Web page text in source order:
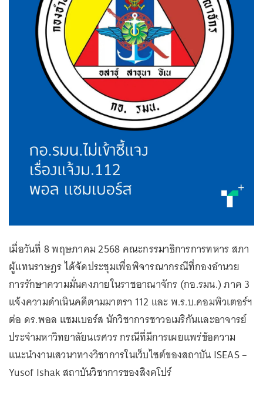
เมื่อวันที่ 8 พฤษภาคม 2568 คณะกรรมาธิการการทหาร สภา
ผู้แทนราษฎร ได้จัดประชุมเพื่อพิจารณากรณีที่กองอำนวย
การรักษาความมั่นคงภายในราชอาณาจักร (กอ.รมน.) ภาค 3
แจ้งความดำเนินคดีตามมาตรา 112 และ พ.ร.บ.คอมพิวเตอร์ฯ
ต่อ ดร.พอล แชมเบอร์ส นักวิชาการชาวอเมริกันและอาจารย์
ประจำมหาวิทยาลัยนเรศวร กรณีที่มีการเผยแพร่ข้อความ
แนะนำงานเสวนาทางวิชาการในเว็บไซต์ของสถาบัน ISEAS –
Yusof Ishak สถาบันวิชาการของสิงคโปร์